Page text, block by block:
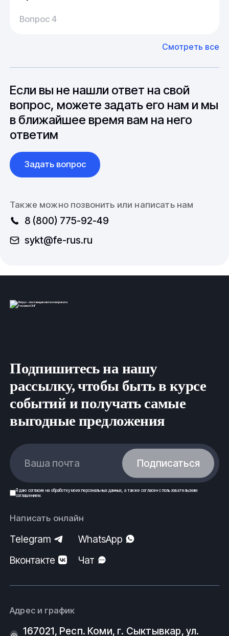
20-25 дней, но в зависимости от различных
может быть сокращен до 1 недели.
до 6 месяцев производства.
У нас большой опыт поставок из Европы и
Азии. Через наших партнеров мы сможем
вопросы связанные с документацией и
международной логистикой.
Вопрос 4
Смотреть все
Если вы не нашли ответ на свой
вопрос, можете задать его нам и мы
в ближайшее время вам на него
ответим
Задать вопрос
Также можно позвонить или написать нам
8 (800) 775-92-49
sykt@fe-rus.ru
Подпишитесь на нашу
рассылку, чтобы быть в курсе
событий и получать самые
выгодные предложения
Ваша почта Подписаться
Я даю согласие на обработку моих персональных данных , а также согласен спользовательским
соглашением.
Написать онлайн
Telegram
WhatsApp
Вконтакте
Чат
Адрес и график
167021, Респ. Коми, г. Сыктывкар, ул.